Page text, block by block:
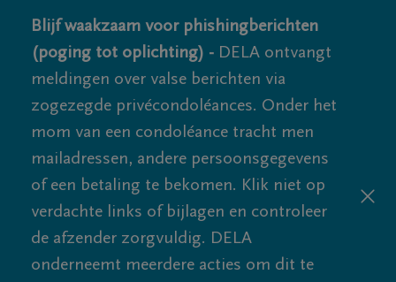
Blijf waakzaam voor phishingberichten
(poging tot oplichting) - DELA ontvangt
meldingen over valse berichten via
zogezegde privécondoléances. Onder het
mom van een condoléance tracht men
mailadressen, andere persoonsgegevens
of een betaling te bekomen. Klik niet op
verdachte links of bijlagen en controleer
de afzender zorgvuldig. DELA
onderneemt meerdere acties om dit te